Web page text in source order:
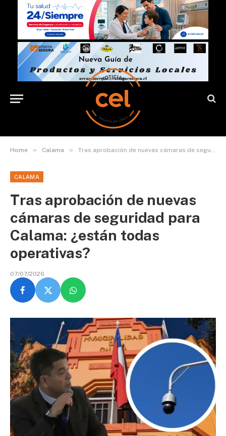
Home » Calama » Tras aprobación de nuevas cámaras de seguridad para Calama: ¿están todas operativas?
CALAMA
Tras aprobación de nuevas
cámaras de seguridad para
Calama: ¿están todas
operativas?
07/07/2026